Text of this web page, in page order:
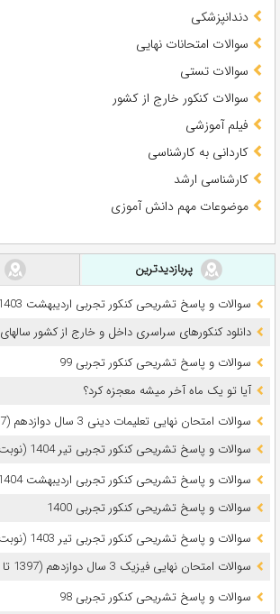
دندانپزشکی
سوالات امتحانات نهایی
سوالات تستی
سوالات کنکور خارج از کشور
فیلم آموزشی
کاردانی به کارشناسی
کارشناسی ارشد
موضوعات مهم دانش آموزی
پربازدیدترین
سوالات و پاسخ تشریحی کنکور تجربی اردیبهشت 1403 (نوبت اول)
دانلود کنکورهای سراسری داخل و خارج از کشور سالهای 1381 تا 1405
سوالات و پاسخ تشریحی کنکور تجربی 99
آیا تو یک ماه آخر میشه معجزه کرد؟
سوالات امتحان نهایی تعلیمات دینی 3 سال دوازدهم (1397 تا 1405)
سوالات و پاسخ تشریحی کنکور تجربی تیر 1404 (نوبت دوم)
سوالات و پاسخ تشریحی کنکور تجربی اردیبهشت 1404 (نوبت اول)
سوالات و پاسخ تشریحی کنکور تجربی 1400
سوالات و پاسخ تشریحی کنکور تجربی تیر 1403 (نوبت دوم)
سوالات امتحان نهایی فیزیک 3 سال دوازدهم (1397 تا 1405)
سوالات و پاسخ تشریحی کنکور تجربی 98